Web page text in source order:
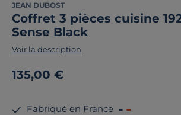
JEAN DUBOST
Coffret 3 pièces cuisine
Sense Black
Voir la description
135,00 €
Fabriqué en France